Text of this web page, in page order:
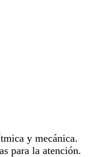
y mecánica.
para la atención.